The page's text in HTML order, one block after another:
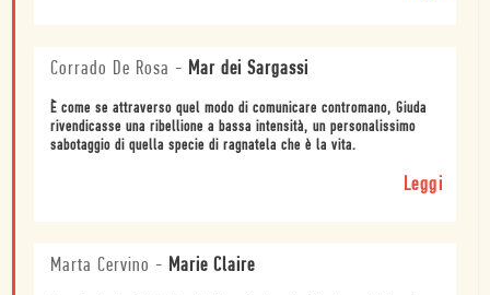
Corrado De Rosa - Mar dei Sargassi
È come se attraverso quel modo di comunicare contromano, Giuda
rivendicasse una ribellione a bassa intensità, un personalissimo
sabotaggio di quella specie di ragnatela che è la vita.
Leggi
Marta Cervino - Marie Claire